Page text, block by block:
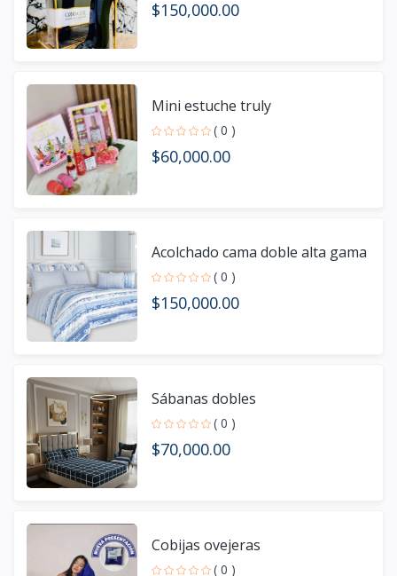
$150,000.00
Mini estuche truly
( 0 )
$60,000.00
Acolchado cama doble alta gama
( 0 )
$150,000.00
Sábanas dobles
( 0 )
$70,000.00
Cobijas ovejeras
( 0 )